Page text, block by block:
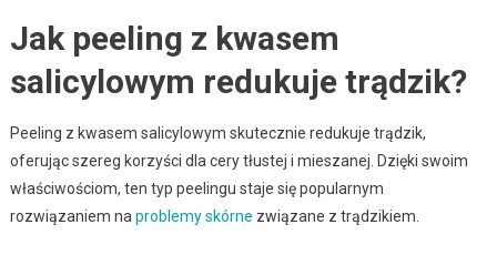
Jak peeling z kwasem
salicylowym redukuje trądzik?
Peeling z kwasem salicylowym skutecznie redukuje trądzik,
oferując szereg korzyści dla cery tłustej i mieszanej. Dzięki swoim
właściwościom, ten typ peelingu staje się popularnym
rozwiązaniem na problemy skórne związane z trądzikiem.